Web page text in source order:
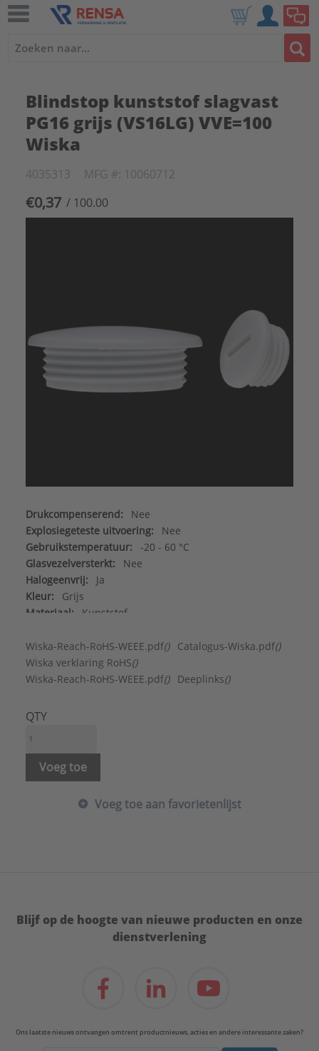
Blindstop kunststof slagvast
PG16 grijs (VS16LG) VVE=100
Wiska
4035313 MFG #: 10060712
€0,37 / 100.00
Drukcompenserend:
Nee
Explosiegeteste uitvoering:
Nee
Gebruikstemperatuur:
-20 - 60 °C
Glasvezelversterkt:
Nee
Halogeenvrij:
Ja
Kleur:
Grijs
Materiaal:
Kunststof
Nom. draadmaat metrisch/Pg:
16
Oppervlaktebescherming:
RAL-nummer: 7035
Spoed schroefdraad:
Type schroefdraad:
Voor explosieveilige zone gas:
Voor explosieveilige zone stof:
Wiska
Blindstoppen
Wiska-Reach-RoHS-WEEE.pdf() Catalogus-Wiska.pdf()
Wiska verklaring RoHS()
Wiska-Reach-RoHS-WEEE.pdf() Deeplinks()
QTY
Voeg toe
Voeg toe aan favorietenlijst
Blijf op de hoogte van nieuwe producten en onze
dienstverlening
Ons laatste nieuws ontvangen omtrent productnieuws, acties en andere interessante zaken?